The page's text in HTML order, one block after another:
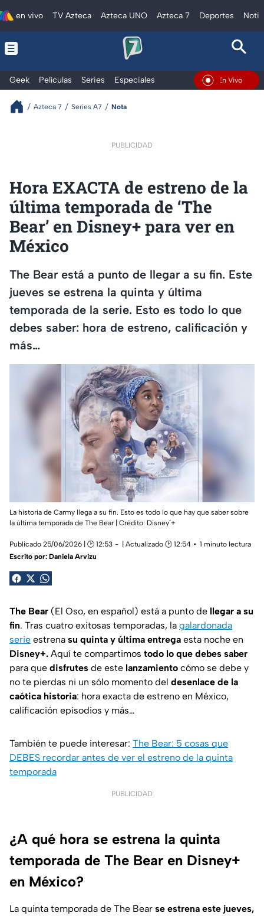
en vivo TV Azteca Azteca UNO Azteca 7 Deportes
Geek Películas Series Especiales En Vivo
Azteca 7 Series A7 Nota
PUBLICIDAD
Hora EXACTA de estreno de la
última temporada de ‘The
Bear’ en Disney+ para ver en
México
The Bear está a punto de llegar a su fin. Este
jueves se estrena la quinta y última
temporada de la serie. Esto es todo lo que
debes saber: hora de estreno, calificación y
más…
La historia de Carmy llega a su fin. Esto es todo lo que hay que saber sobre
la última temporada de The Bear | Crédito: Disney´+
Publicado 25/06/2026 | 🕑 12:53 | Actualizado 🕑 12:54
1 minuto lectura
Escrito por: Daniela Arvizu
The Bear (El Oso, en español) está a punto de llegar a su
fin. Tras cuatro exitosas temporadas, la galardonada
serie estrena su quinta y última entrega esta noche en
Disney+. Aquí te compartimos todo lo que debes saber
para que disfrutes de este lanzamiento cómo se debe y
no te pierdas ni un sólo momento del desenlace de la
caótica historia: hora exacta de estreno en México,
calificación episodios y más…
También te puede interesar: The Bear: 5 cosas que
DEBES recordar antes de ver el estreno de la quinta
temporada
PUBLICIDAD
¿A qué hora se estrena la quinta
temporada de The Bear en Disney+
en México?
La quinta temporada de The Bear se estrena este jueves,